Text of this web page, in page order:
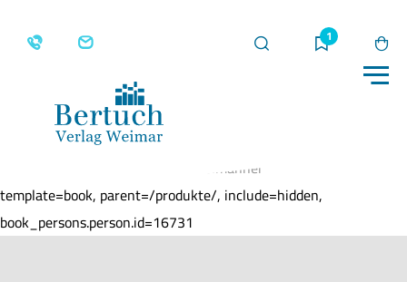
Merkliste
Home Produkte
Dunkelmänner
template=book, parent=/produkte/, include=hidden,
book_persons.person.id=16731